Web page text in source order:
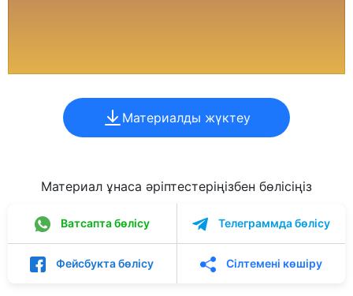
Материалды жүктеу
Материал ұнаса әріптестеріңізбен бөлісіңіз
Ватсапта бөлісу Телеграммда бөлісу
Фейсбукта бөлісу Сілтемені көшіру